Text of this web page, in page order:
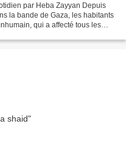
par Heba Zayyan Depuis
la bande de Gaza, les habitants
qui a affecté tous les